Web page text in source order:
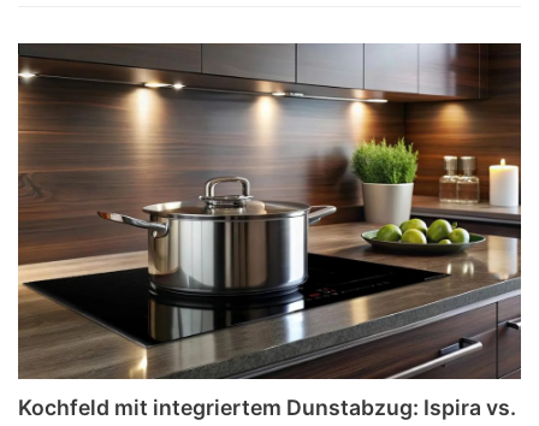
Kochfeld mit integriertem Dunstabzug: Ispira vs.